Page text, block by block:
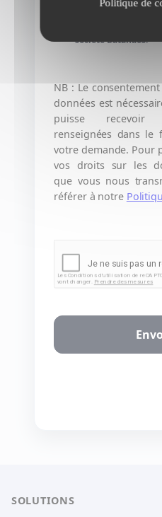
Je consens à ce que
société Datanaos.*
NB : Le
données est
puisse recevoir
renseignées dans
votre demande. Pour
vos droits sur les
que vous nous
référer à notre
SOLUTIONS
Politique de